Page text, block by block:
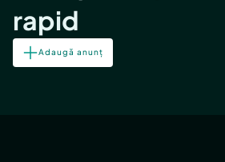
rapid
Adaugă anunț